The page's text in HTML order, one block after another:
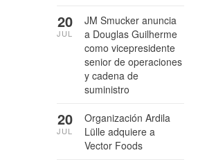
JM Smucker anuncia
a Douglas Guilherme
como vicepresidente
senior de operaciones
y cadena de
suministro
20
JUL
Organización Ardila
Lülle adquiere a
Vector Foods
20
JUL